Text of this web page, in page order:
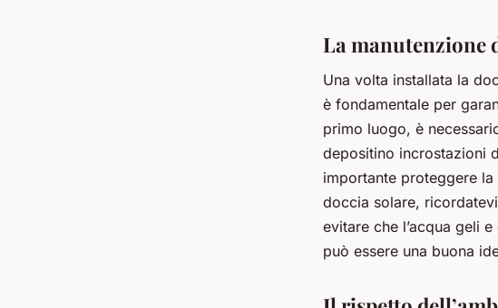
La manutenzione
Una volta installata la
è fondamentale per
primo luogo, è
depositino incrostazioni
importante proteggere
doccia solare,
evitare che l’acqua geli
può essere una buona